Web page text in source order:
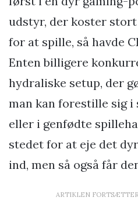
udstyr, der koster stort
for at spille, så havde
Enten billigere
hydraliske setup, der
man kan forestille sig i
eller i genfødte
stedet for at eje det
ind, men så også får
ARTIKLEN